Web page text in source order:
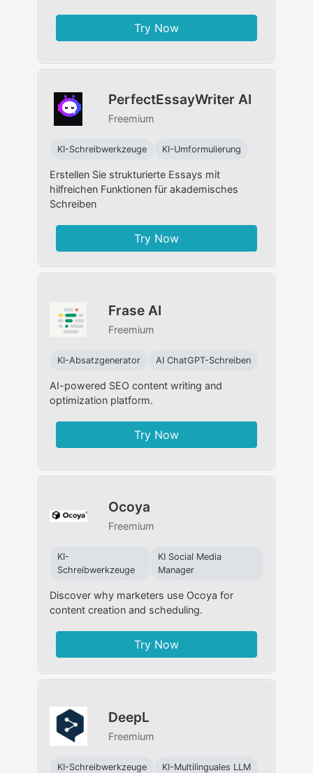
Try Now
PerfectEssayWriter AI
Freemium
KI-Schreibwerkzeuge KI-Umformulierung
Erstellen Sie strukturierte Essays mit
hilfreichen Funktionen für akademisches
Schreiben
Try Now
Frase AI
Freemium
KI-Absatzgenerator AI ChatGPT-Schreiben
AI-powered SEO content writing and
optimization platform.
Try Now
Ocoya
Freemium
KI-
Schreibwerkzeuge
KI Social Media
Manager​
Discover why marketers use Ocoya for
content creation and scheduling.
Try Now
DeepL
Freemium
KI-Schreibwerkzeuge KI-Multilinguales LLM